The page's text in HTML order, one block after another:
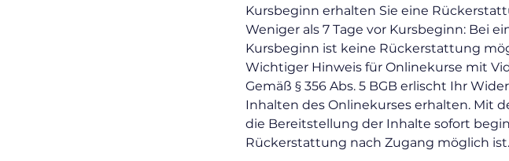
Kursbeginn erhalten Sie eine
Weniger als 7 Tage vor Kursbeginn: Bei
Kursbeginn ist keine Rückerstattung
Wichtiger Hinweis für Onlinekurse mit
Gemäß § 356 Abs. 5 BGB erlischt Ihr
Inhalten des Onlinekurses erhalten. Mit
die Bereitstellung der Inhalte sofort
Rückerstattung nach Zugang möglich ist.